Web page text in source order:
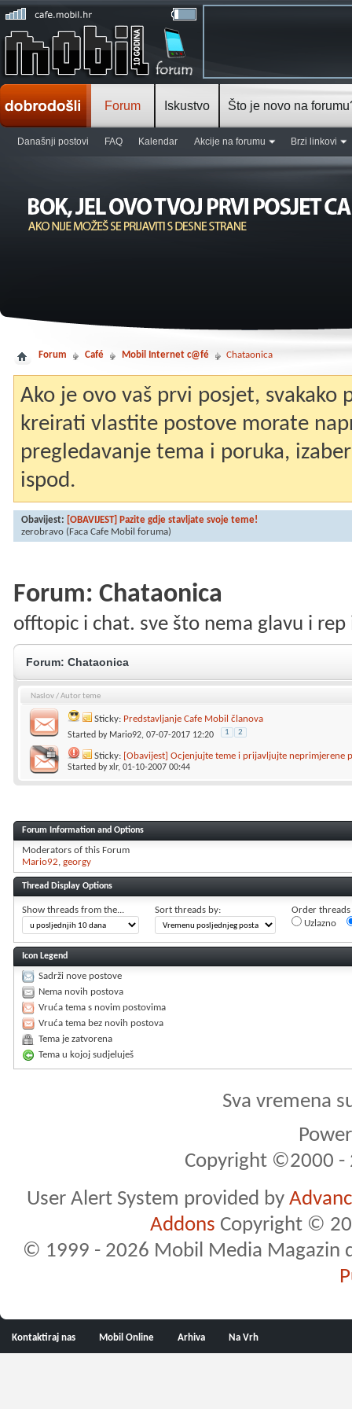
Forum
Današnji postovi FAQ Kalendar Akcije na forumu Brzi linkovi
Iskustvo Što je novo na
Forum Café Mobil Internet c@fé Chataonica
Ako je ovo vaš prvi posjet, svakako
kreirati vlastite postove morate
pregledavanje tema i poruka,
ispod.
Obavijest: [OBAVIJEST] Pazite gdje stavljate svoje teme!
zerobravo (Faca Cafe Mobil foruma)
Forum: Chataonica
offtopic i chat. sve što nema glavu i
Forum: Chataonica
Naslov/Autor teme
Sticky: Predstavljanje Cafe Mobil članova
Started by Mario92, 07-07-2017 12:20 1 2
Sticky: [Obavijest] Ocjenjujte teme i prijavljujte neprimjerene
Started byxlr, 01-10-2007 00:44
Forum Information and Options
Moderators of this Forum
Mario92 georgy
Thread Display Options
Show threads from the... Sort threads by:
Order threads
Uzlazno
Icon Legend
Sadrži nove postove
Nema novih postova
Vruća tema s novim postovima
Vruća tema bez novih postova
Tema je zatvorena
Tema u kojoj sudjeluješ
Sva vremena
Copyright ©2000 -
User Alert System provided by
Addons Copyright ©
© 1999 - 2026 Mobil Media Magazin
Kontaktiraj nas Mobil Online Arhiva Na Vrh